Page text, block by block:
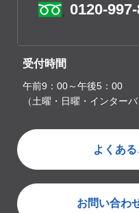
0120-
受付時間
午前9：00～午後5：00
（土曜・日曜・インター
よくあ
お問い合わ